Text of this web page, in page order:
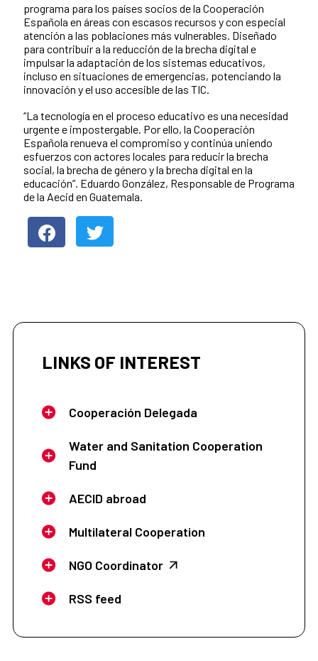
programa para los países socios de la Cooperación
Española en áreas con escasos recursos y con especial
atención a las poblaciones más vulnerables. Diseñado
para contribuir a la reducción de la brecha digital e
impulsar la adaptación de los sistemas educativos,
incluso en situaciones de emergencias, potenciando la
innovación y el uso accesible de las TIC.
“La tecnología en el proceso educativo es una necesidad
urgente e impostergable. Por ello, la Cooperación
Española renueva el compromiso y continúa uniendo
esfuerzos con actores locales para reducir la brecha
social, la brecha de género y la brecha digital en la
educación”. Eduardo González, Responsable de Programa
de la Aecid en Guatemala.
LINKS OF INTEREST
Cooperación Delegada
Water and Sanitation Cooperation
Fund
AECID abroad
Multilateral Cooperation
NGO Coordinator
RSS feed